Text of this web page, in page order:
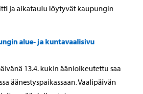
ja aikataulu löytyvät kaupungin
alue- ja kuntavaalisivu
13.4. kukin äänioikeutettu saa
äänestyspaikassaan. Vaalipäivän